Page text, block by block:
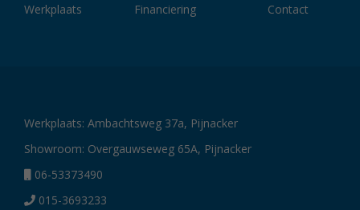
Werkplaats
Financiering
Contact
Werkplaats: Ambachtsweg 37a, Pijnacker
Showroom: Overgauwseweg 65A, Pijnacker
06-53373490
015-3693233